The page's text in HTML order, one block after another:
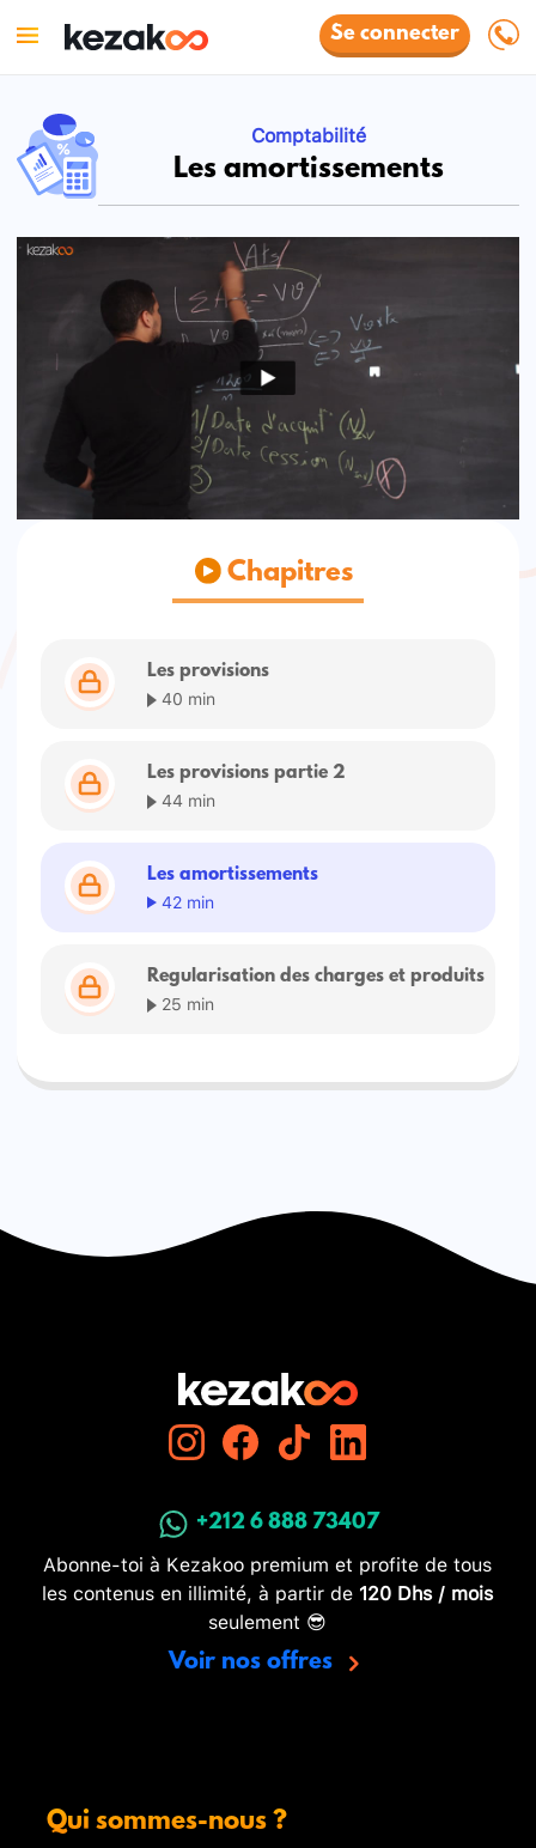
Se connecter
Comptabilité
Les amortissements
Chapitres
Les provisions
40 min
Les provisions partie 2
44 min
Les amortissements
42 min
Regularisation des charges et produits
25 min
+212 6 888 73407
Abonne-toi à Kezakoo premium et profite de tous
les contenus en illimité, à partir de 120 Dhs / mois
seulement 😎
Voir nos offres
Qui sommes-nous ?